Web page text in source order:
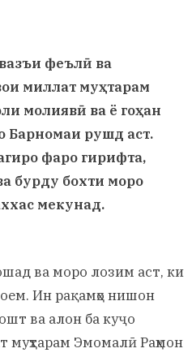
феълӣ ва
миллат муҳтарам
молиявӣ ва ё гоҳан
Барномаи рушд аст.
фаро гирифта,
бурду бохти моро
мекунад.
ва моро лозим аст, ки
Ин рақамҳо нишон
ва алон ба куҷо
Эмомалӣ Раҳмон